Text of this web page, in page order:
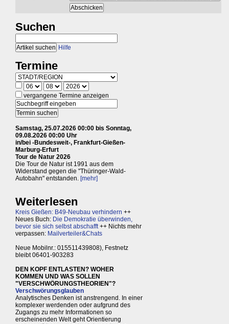
Suchen
Hilfe
Termine
vergangene Termine anzeigen
Samstag, 25.07.2026 00:00 bis Sonntag,
09.08.2026 00:00 Uhr
in/bei -Bundesweit-, Frankfurt-Gießen-
Marburg-Erfurt
Tour de Natur 2026
Die Tour de Natur ist 1991 aus dem
Widerstand gegen die "Thüringer-Wald-
Autobahn" entstanden. [mehr]
Weiterlesen
Kreis Gießen: B49-Neubau verhindern ++
Neues Buch: Die Demokratie überwinden,
bevor sie sich selbst abschafft++ Nichts mehr
verpassen: Mailverteiler&Chats
Neue Mobilnr.: 015511439808), Festnetz
bleibt 06401-903283
DEN KOPF ENTLASTEN? WOHER
KOMMEN UND WAS SOLLEN
"VERSCHWÖRUNGSTHEORIEN"?
Verschwörungsglauben
Analytisches Denken ist anstrengend. In einer
komplexer werdenden oder aufgrund des
Zugangs zu mehr Informationen so
erscheinenden Welt geht Orientierung